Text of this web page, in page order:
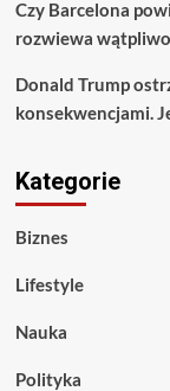
Czy Barcelona
rozwiewa
Donald Trump
konsekwencjami.
Kategorie
Biznes
Lifestyle
Nauka
Polityka